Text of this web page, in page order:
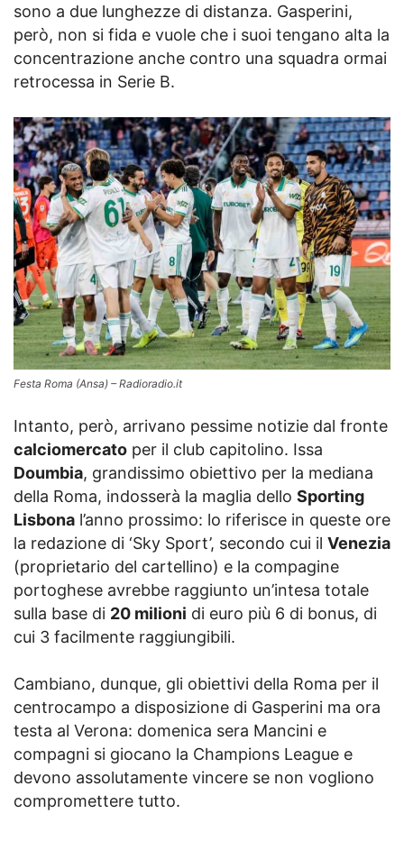
sono a due lunghezze di distanza. Gasperini,
però, non si fida e vuole che i suoi tengano alta la
concentrazione anche contro una squadra ormai
retrocessa in Serie B.
Festa Roma (Ansa) – Radioradio.it
Intanto, però, arrivano pessime notizie dal fronte
calciomercato per il club capitolino. Issa
Doumbia, grandissimo obiettivo per la mediana
della Roma, indosserà la maglia dello Sporting
Lisbona l’anno prossimo: lo riferisce in queste ore
la redazione di ‘Sky Sport’, secondo cui il Venezia
(proprietario del cartellino) e la compagine
portoghese avrebbe raggiunto un’intesa totale
sulla base di 20 milioni di euro più 6 di bonus, di
cui 3 facilmente raggiungibili.
Cambiano, dunque, gli obiettivi della Roma per il
centrocampo a disposizione di Gasperini ma ora
testa al Verona: domenica sera Mancini e
compagni si giocano la Champions League e
devono assolutamente vincere se non vogliono
compromettere tutto.